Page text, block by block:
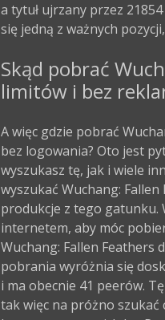
a tytuł ujrzany przez
się jedną z ważnych
Skąd pobrać
limitów i bez
A więc gdzie pobrać
bez logowania? Oto jest
wyszukasz tę, jak i wiele
wyszukać Wuchang:
produkcje z tego gatunku.
internetem, aby móc
Wuchang: Fallen Feathers
pobrania wyróżnia się
i ma obecnie 41 peerów.
tak więc na próżno